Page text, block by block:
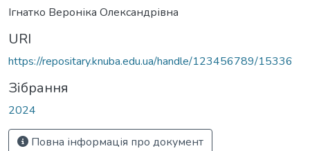
Ігнатко Вероніка Олександрівна
URI
https://repositary.knuba.edu.ua/handle/123456789/15336
Зібрання
2024
Повна інформація про документ